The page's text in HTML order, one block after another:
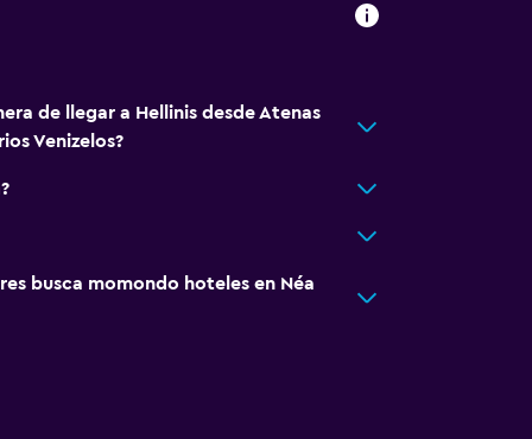
de llegar a Hellinis desde Atenas
Venizelos?
busca momondo hoteles en Néa